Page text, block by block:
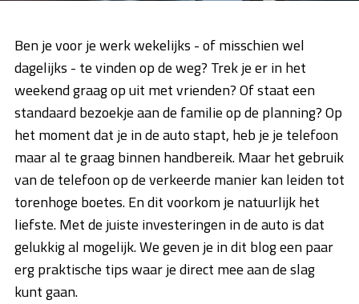
Ben je voor je werk wekelijks - of misschien wel
dagelijks - te vinden op de weg? Trek je er in het
weekend graag op uit met vrienden? Of staat een
standaard bezoekje aan de familie op de planning? Op
het moment dat je in de auto stapt, heb je je telefoon
maar al te graag binnen handbereik. Maar het gebruik
van de telefoon op de verkeerde manier kan leiden tot
torenhoge boetes. En dit voorkom je natuurlijk het
liefste. Met de juiste investeringen in de auto is dat
gelukkig al mogelijk. We geven je in dit blog een paar
erg praktische tips waar je direct mee aan de slag
kunt gaan.